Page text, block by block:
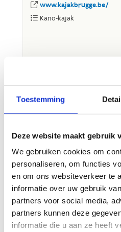
Toestemming
Deze website maakt gebruik
We gebruiken cookies om
personaliseren, om functies
en om ons websiteverkeer te
informatie over uw gebruik
partners voor social media,
partners kunnen deze
informatie die u aan ze heeft